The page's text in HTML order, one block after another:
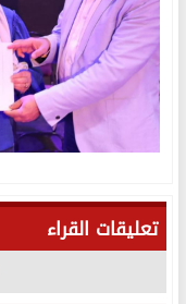
تعليقات القراء